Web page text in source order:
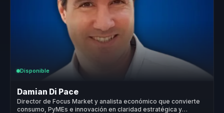
Disponible
Damian Di Pace
Director de Focus Market y analista económico que convierte
consumo, PyMEs e innovación en claridad estratégica y